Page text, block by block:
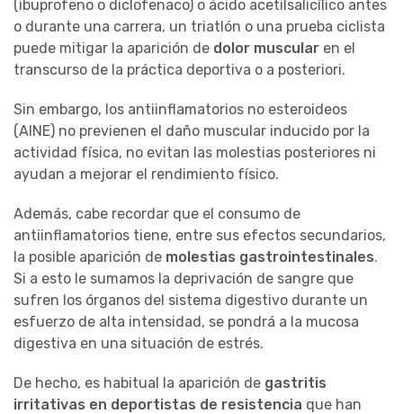
(ibuprofeno o diclofenaco) o ácido acetilsalicílico antes
o durante una carrera, un triatlón o una prueba ciclista
puede mitigar la aparición de dolor muscular en el
transcurso de la práctica deportiva o a posteriori.
Sin embargo, los antiinflamatorios no esteroideos
(AINE) no previenen el daño muscular inducido por la
actividad física, no evitan las molestias posteriores ni
ayudan a mejorar el rendimiento físico.
Además, cabe recordar que el consumo de
antiinflamatorios tiene, entre sus efectos secundarios,
la posible aparición de molestias gastrointestinales.
Si a esto le sumamos la deprivación de sangre que
sufren los órganos del sistema digestivo durante un
esfuerzo de alta intensidad, se pondrá a la mucosa
digestiva en una situación de estrés.
De hecho, es habitual la aparición de gastritis
irritativas en deportistas de resistencia que han